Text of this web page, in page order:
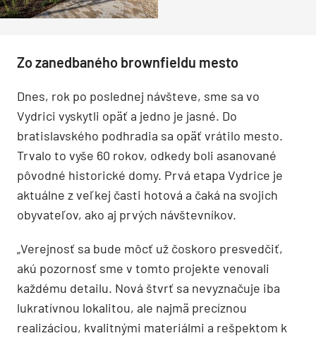
Zo zanedbaného brownfieldu mesto
Dnes, rok po poslednej návšteve, sme sa vo
Vydrici vyskytli opäť a jedno je jasné. Do
bratislavského podhradia sa opäť vrátilo mesto.
Trvalo to vyše 60 rokov, odkedy boli asanované
pôvodné historické domy. Prvá etapa Vydrice je
aktuálne z veľkej časti hotová a čaká na svojich
obyvateľov, ako aj prvých návštevníkov.
„Verejnosť sa bude môcť už čoskoro presvedčiť,
akú pozornosť sme v tomto projekte venovali
každému detailu. Nová štvrť sa nevyznačuje iba
lukratívnou lokalitou, ale najmä precíznou
realizáciou, kvalitnými materiálmi a rešpektom k